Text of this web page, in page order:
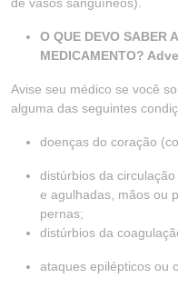
O QUE DEVO SABER
MEDICAMENTO?
Avise seu médico se você
alguma das seguintes
doenças do coração
distúrbios da
e agulhadas, mãos ou
pernas;
distúrbios da
ataques epilépticos ou